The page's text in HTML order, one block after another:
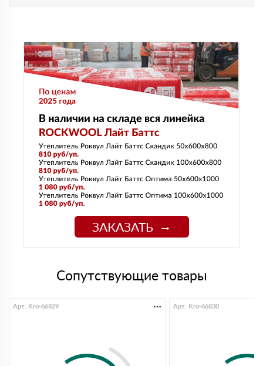
ЗАКАЗАТЬ
Сопутствующие товары
Арт. Kro-66829 Арт. Kro-66830